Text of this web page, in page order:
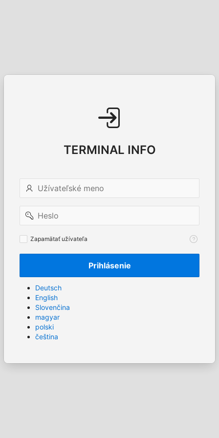
TERMINAL INFO
Užívateľské
meno
Heslo
Zapamätať
Zapamätať užívateľa
Prihlásenie
Deutsch
English
Slovenčina
magyar
polski
čeština